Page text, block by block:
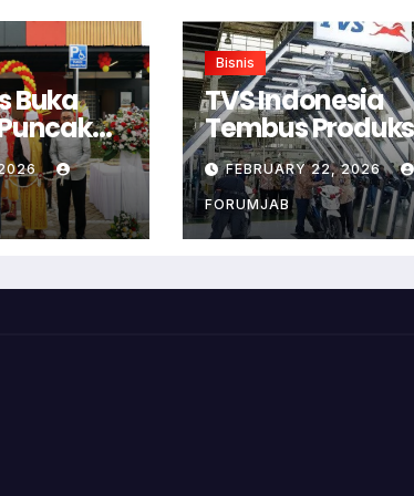
Buka
Bisnis
TVS Indonesia
Tembus
Juta Unit di
Karawang
FEBRUARY 22, 2026
FORUMJAB